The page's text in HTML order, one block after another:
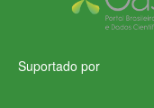
Suportado por